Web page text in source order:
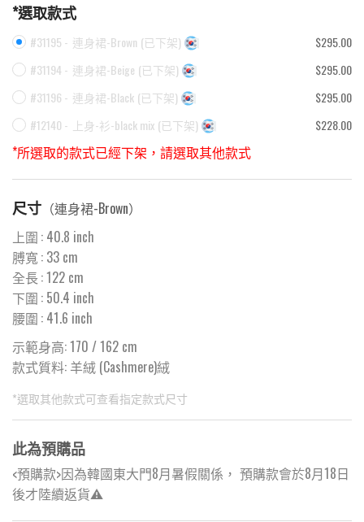
*選取款式
#31195 - 連身裙-Brown (已下架)
$295.00
#31194 - 連身裙-Beige (已下架)
$295.00
#31196 - 連身裙-Black (已下架)
$295.00
#12140 - 上身-衫-black mix (已下架) $228.00
*所選取的款式已經下架，請選取其他款式
尺寸 （連身裙-Brown）
上圍 : 40.8 inch
膊寬 : 33 cm
全長 :122 cm
下圍 : 50.4 inch
腰圍 : 41.6 inch
示範身高: 170 / 162 cm
款式質料: 羊絨 (Cashmere)絨
*選取其他款式可查看指定款式尺寸
此為預購品
<預購款>因為韓國東大門8月暑假關係， 預購款會於8月18日
後才陸續返貨⚠️